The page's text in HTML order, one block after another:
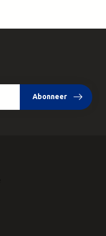
Abonneer